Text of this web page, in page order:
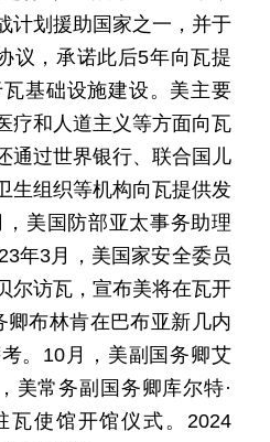
计划援助国家之一，并于
议，承诺此后5年向瓦提
基础设施建设。美主要
疗和人道主义等方面向瓦
通过世界银行、联合国儿
生组织等机构向瓦提供发
美国防部亚太事务助理
年3月，美国家安全委员
尔访瓦，宣布美将在瓦开
布林肯在巴布亚新几内
。10月，美副国务卿艾
美常务副国务卿库尔特·
瓦使馆开馆仪式。2024